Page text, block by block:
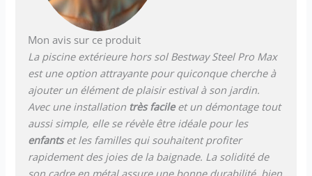
n'est nécessaire pour
de contrôle du débit pour
drainer efficacement l'eau de
la piscine Avertissement :
veuillez consulter vos règles
et restrictions HOA avant
d'acheter le produit ; toutes
les agences de logement
n'autorisent pas les piscines
hors sol privées
Mon avis sur ce produit
La piscine extérieure hors sol Bestway Steel Pro Max
est une option attrayante pour quiconque cherche à
ajouter un élément de plaisir estival à son jardin.
Avec une installation très facileet un démontage tout
aussi simple, elle se révèle être idéale pour les
enfantset les familles qui souhaitent profiter
rapidement des joies de la baignade. La solidité de